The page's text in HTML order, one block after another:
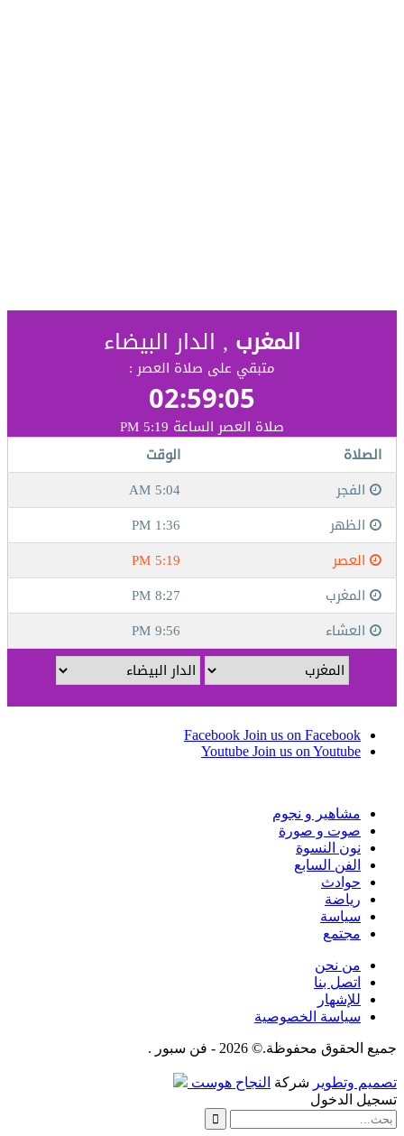
Facebook Join us on Facebook
Youtube Join us on Youtube
مشاهير و نجوم
صوت و صورة
نون النسوة
الفن السابع
حوادث
رياضة
سياسة
مجتمع
من نحن
اتصل بنا
للإشهار
سياسة الخصوصية
جميع الحقوق محفوظة.© 2026 - فن سبور .
تصميم وتطوير شركة النجاح هوست
تسجيل الدخول